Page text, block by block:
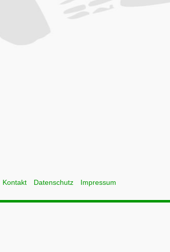
Kontakt Datenschutz Impressum